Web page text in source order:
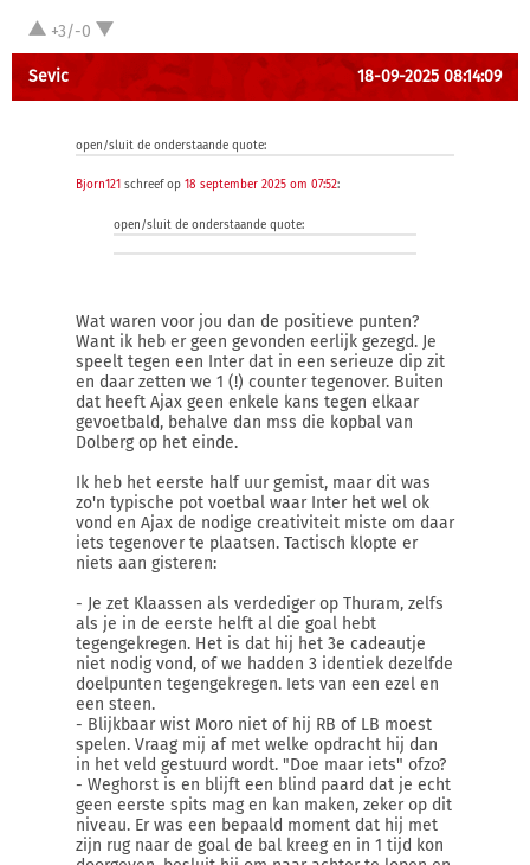
+3/-0
Sevic 18-09-2025 08:14:09
open/sluit de onderstaande quote:
Bjorn121 schreef op 18 september 2025 om 07:52:
open/sluit de onderstaande quote:
Wat waren voor jou dan de positieve punten?
Want ik heb er geen gevonden eerlijk gezegd. Je
speelt tegen een Inter dat in een serieuze dip zit
en daar zetten we 1 (!) counter tegenover. Buiten
dat heeft Ajax geen enkele kans tegen elkaar
gevoetbald, behalve dan mss die kopbal van
Dolberg op het einde.
Ik heb het eerste half uur gemist, maar dit was
zo'n typische pot voetbal waar Inter het wel ok
vond en Ajax de nodige creativiteit miste om daar
iets tegenover te plaatsen. Tactisch klopte er
niets aan gisteren:
- Je zet Klaassen als verdediger op Thuram, zelfs
als je in de eerste helft al die goal hebt
tegengekregen. Het is dat hij het 3e cadeautje
niet nodig vond, of we hadden 3 identiek dezelfde
doelpunten tegengekregen. Iets van een ezel en
een steen.
- Blijkbaar wist Moro niet of hij RB of LB moest
spelen. Vraag mij af met welke opdracht hij dan
in het veld gestuurd wordt. "Doe maar iets" ofzo?
- Weghorst is en blijft een blind paard dat je echt
geen eerste spits mag en kan maken, zeker op dit
niveau. Er was een bepaald moment dat hij met
zijn rug naar de goal de bal kreeg en in 1 tijd kon